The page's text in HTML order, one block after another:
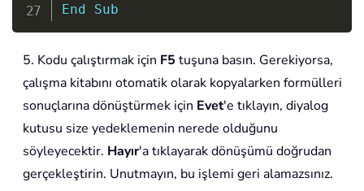
End
Sub
5. Kodu çalıştırmak için F5 tuşuna basın. Gerekiyorsa,
çalışma kitabını otomatik olarak kopyalarken formülleri
sonuçlarına dönüştürmek için Evet'e tıklayın, diyalog
kutusu size yedeklemenin nerede olduğunu
söyleyecektir. Hayır'a tıklayarak dönüşümü doğrudan
gerçekleştirin. Unutmayın, bu işlemi geri alamazsınız.